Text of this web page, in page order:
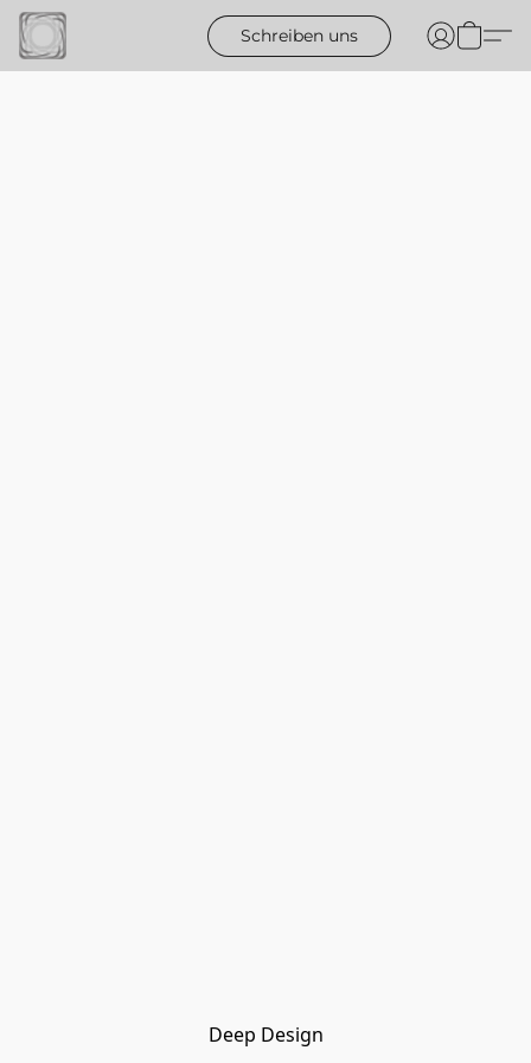
Schreiben uns
Deep Design